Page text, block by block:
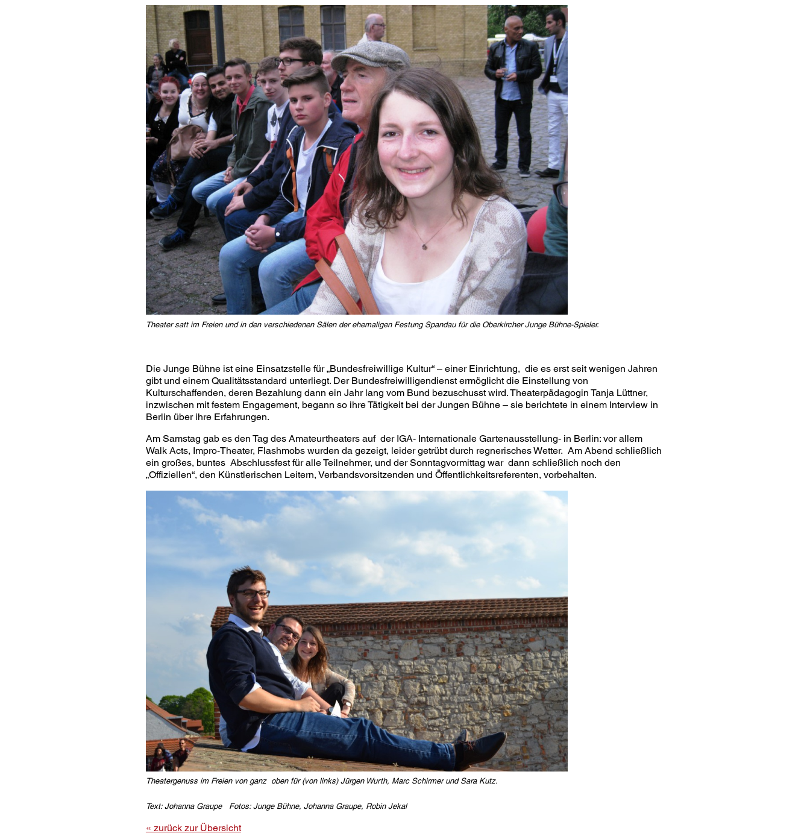
Theater satt im Freien und in den verschiedenen Sälen der ehemaligen Festung Spandau für die Oberkircher Junge Bühne-Spieler.
Die Junge Bühne ist eine Einsatzstelle für „Bundesfreiwillige Kultur“ – einer Einrichtung, die es erst seit wenigen Jahren
gibt und einem Qualitätsstandard unterliegt. Der Bundesfreiwilligendienst ermöglicht die Einstellung von
Kulturschaffenden, deren Bezahlung dann ein Jahr lang vom Bund bezuschusst wird. Theaterpädagogin Tanja Lüttner,
inzwischen mit festem Engagement, begann so ihre Tätigkeit bei der Jungen Bühne – sie berichtete in einem Interview in
Berlin über ihre Erfahrungen.
Am Samstag gab es den Tag des Amateurtheaters auf der IGA- Internationale Gartenausstellung- in Berlin: vor allem
Walk Acts, Impro-Theater, Flashmobs wurden da gezeigt, leider getrübt durch regnerisches Wetter. Am Abend schließlich
ein großes, buntes Abschlussfest für alle Teilnehmer, und der Sonntagvormittag war dann schließlich noch den
„Offiziellen“, den Künstlerischen Leitern, Verbandsvorsitzenden und Öffentlichkeitsreferenten, vorbehalten.
Theatergenuss im Freien von ganz oben für (von links) Jürgen Wurth, Marc Schirmer und Sara Kutz.
Text: Johanna Graupe Fotos: Junge Bühne, Johanna Graupe, Robin Jekal
« zurück zur Übersicht